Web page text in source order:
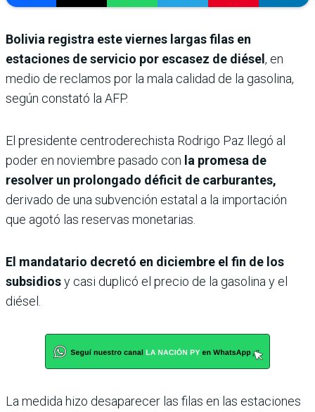
Bolivia registra este viernes largas filas en
estaciones de servicio por escasez de diésel, en
medio de reclamos por la mala calidad de la gasolina,
según constató la AFP.
El presidente centroderechista Rodrigo Paz llegó al
poder en noviembre pasado con la promesa de
resolver un prolongado déficit de carburantes,
derivado de una subvención estatal a la importación
que agotó las reservas monetarias.
El mandatario decretó en diciembre el fin de los
subsidiosy casi duplicó el precio de la gasolina y el
diésel.
La medida hizo desaparecer las filas en las estaciones